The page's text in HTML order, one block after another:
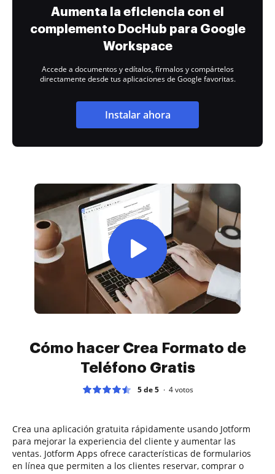
Aumenta la eficiencia con el
complemento DocHub para Google
Workspace
Accede a documentos y edítalos, fírmalos y compártelos
directamente desde tus aplicaciones de Google favoritas.
Instalar ahora
Cómo hacer Crea Formato de
Teléfono Gratis
5 de 5 4votos
Crea una aplicación gratuita rápidamente usando Jotform
para mejorar la experiencia del cliente y aumentar las
ventas. Jotform Apps ofrece características de formularios
en línea que permiten a los clientes reservar, comprar o